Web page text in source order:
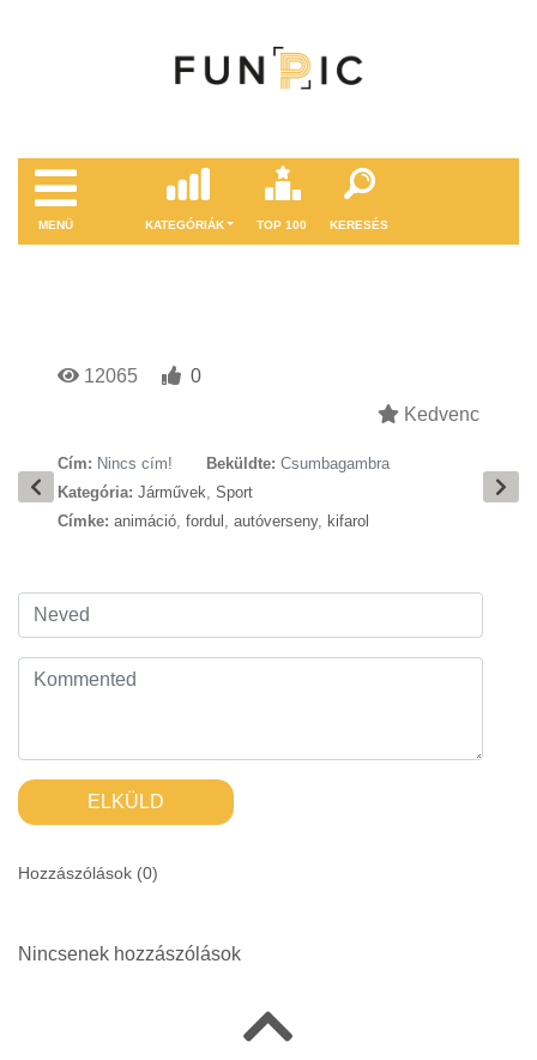
MENÜ KATEGÓRIÁK TOP 100 KERESÉS
12065
0
Kedvenc
Cím: Nincs cím! Beküldte: Csumbagambra
Kategória: Járművek, Sport
Címke: animáció, fordul , autóverseny, kifarol
ELKÜLD
Hozzászólások (0)
Nincsenek hozzászólások